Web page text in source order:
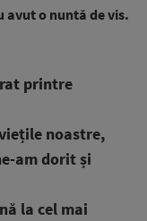
avut o nuntă de vis.
printre
noastre,
am dorit și
la cel mai